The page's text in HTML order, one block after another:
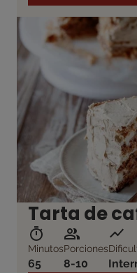
Tarta de
Minutos
65
Porciones
8-10